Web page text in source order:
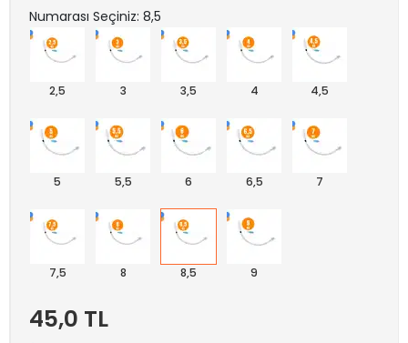
Numarası Seçiniz: 8,5
2,5 3 3,5 4 4,5
5 5,5 6 6,5 7
7,5 8 8,5 9
45,0 TL